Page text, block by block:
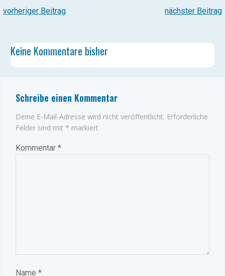
POST
NAVIGATION
vorheriger Beitrag
NAVIGATION
nächster Beitrag
Keine Kommentare bisher
Schreibe einen Kommentar
Deine E-Mail-Adresse wird nicht veröffentlicht. Erforderliche
Felder sind mit * markiert
Kommentar *
Name *